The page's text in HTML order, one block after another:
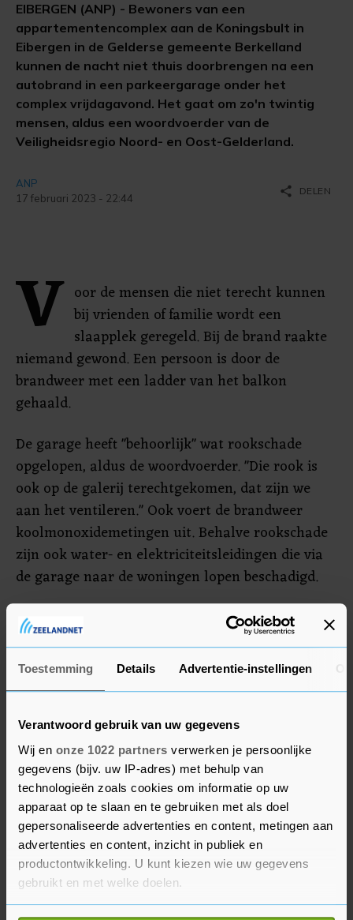
Toestemming Details Advertentie-instellingen
Verantwoord gebruik van uw gegevens
Wij en onze 1022 partners verwerken je persoonlijke
gegevens (bijv. uw IP-adres) met behulp van
technologieën zoals cookies om informatie op uw
apparaat op te slaan en te gebruiken met als doel
gepersonaliseerde advertenties en content, metingen aan
advertenties en content, inzicht in publiek en
productontwikkeling. U kunt kiezen wie uw gegevens
gebruikt en met welke doelen.
EIBERGEN (ANP) - Bewoners van een
appartementencomplex aan de Koningsbult in
Eibergen in de Gelderse gemeente Berkelland
kunnen de nacht niet thuis doorbrengen na een
autobrand in een parkeergarage onder het
complex vrijdagavond. Het gaat om zo'n twintig
mensen, aldus een woordvoerder van de
Veiligheidsregio Noord- en Oost-Gelderland.
ANP
17 februari 2023 - 22:44
share DELEN
V oor de mensen die niet terecht kunnen
bij vrienden of familie wordt een
slaapplek geregeld. Bij de brand raakte
niemand gewond. Een persoon is door de
brandweer met een ladder van het balkon
gehaald.
De garage heeft "behoorlijk" wat rookschade
opgelopen, aldus de woordvoerder. "Die rook is
ook op de galerij terechtgekomen, dat zijn we
aan het ventileren." Ook voert de brandweer
koolmonoxidemetingen uit. Behalve rookschade
zijn ook water- en elektriciteitsleidingen die via
de garage naar de woningen lopen beschadigd.
Een auto is volledig uitgebrand, drie anderen
raakten beschadigd. Rond 21.15 uur meldde de
veiligheidsregio dat de brand onder controle was.
De oorzaak van de brand is nog onbekend.